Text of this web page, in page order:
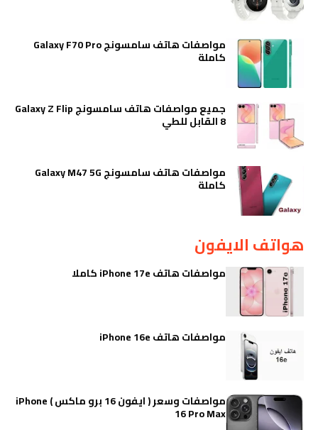
مواصفات هاتف سامسونج Galaxy F70 Pro
كاملة
جميع مواصفات هاتف سامسونج Galaxy Z Flip
8 القابل للطي
مواصفات هاتف سامسونج Galaxy M47 5G
كاملة
هواتف الايفون
مواصفات هاتف iPhone 17e كاملا
مواصفات هاتف iPhone 16e
مواصفات وسعر ( ايفون 16 برو ماكس ) iPhone
16 Pro Max